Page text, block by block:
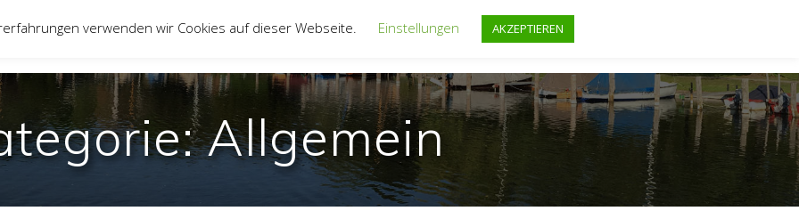
UNSER VEREIN JUGEND JOLLENTREFF REGATTEN FAHRTENSEGELN
Allgemein
verwenden wir Cookies auf dieser Webseite. Einstellungen AKZEPTIEREN